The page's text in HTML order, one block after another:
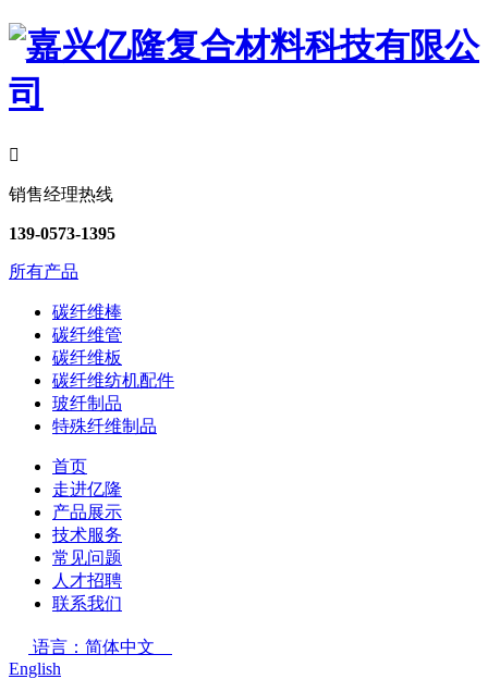

销售经理热线
139-0573-1395
所有产品
碳纤维棒
碳纤维管
碳纤维板
碳纤维纺机配件
玻纤制品
特殊纤维制品
首页
走进亿隆
产品展示
技术服务
常见问题
人才招聘
联系我们
语言：简体中文
English